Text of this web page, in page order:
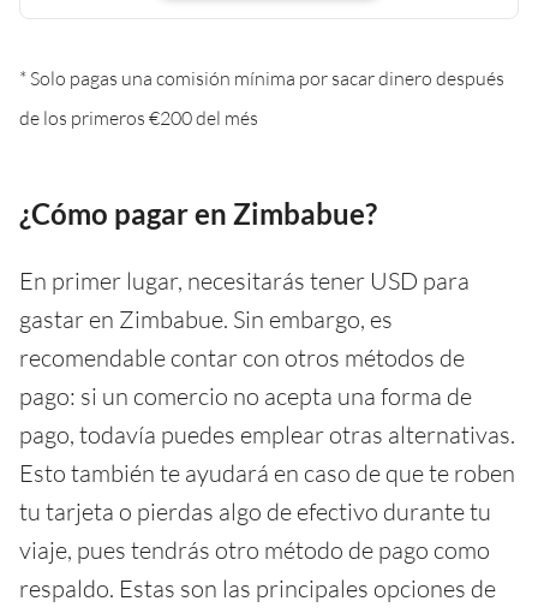
* Solo pagas una comisión mínima por sacar dinero después
de los primeros €200 del més
¿Cómo pagar en Zimbabue?
En primer lugar, necesitarás tener USD para
gastar en Zimbabue. Sin embargo, es
recomendable contar con otros métodos de
pago: si un comercio no acepta una forma de
pago, todavía puedes emplear otras alternativas.
Esto también te ayudará en caso de que te roben
tu tarjeta o pierdas algo de efectivo durante tu
viaje, pues tendrás otro método de pago como
respaldo. Estas son las principales opciones de